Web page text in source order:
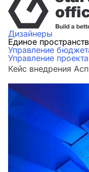
Дизайнеры
Единое
Управление
Управление
Кейс внедрения